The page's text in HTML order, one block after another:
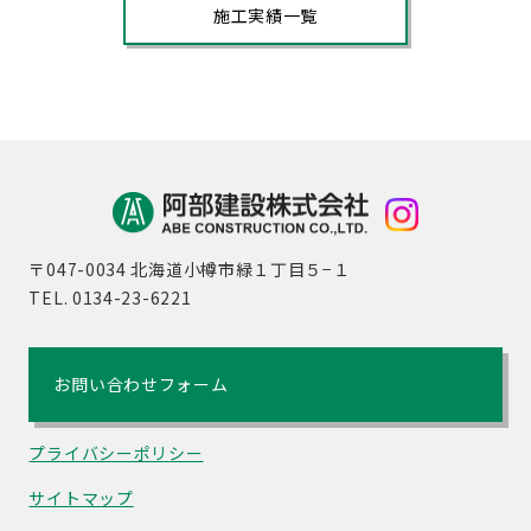
施工実績一覧
〒047-0034 北海道小樽市緑１丁目５−１
TEL. 0134-23-6221
お問い合わせフォーム
プライバシーポリシー
サイトマップ